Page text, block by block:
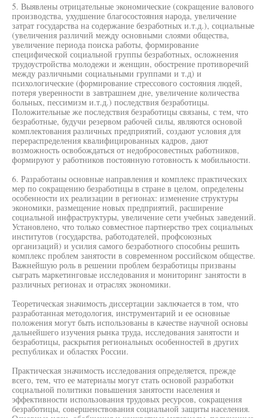
5. Выявлены отрицательные экономические (сокращение валового
производства, ухудшение благосостояния народа, увеличение
затрат государства на содержание безработных и.т.д.), социальные
(увеличения различий между основными слоями общества,
увеличение периода поиска работы, формирование
специфической социальной группы безработных, осложнения
трудоустройства молодежи и женщин, обострение противоречий
между различными социальными группами и т.д) и
психологические (формирование стрессового состояния людей,
потеря уверенности в завтрашнем дне, увеличение количества
больных, пессимизм и.т.д.) последствия безработицы.
Положительные же последствия безработицы связаны, с тем, что
безработные, будучи резервом рабочей силы, являются основой
комплектования различных предприятий, создают условия для
перераспределения квалифицированных кадров, дают
возможность освобождаться от недобросовестных работников,
формируют у работников постоянную готовность к мобильности.
6. Разработаны основные направления и комплекс практических
мер по сокращению безработицы в стране в целом, определены
особенности их реализации в регионах: изменение структуры
экономики, размещение новых предприятий, расширение
социальной инфраструктуры, увеличение сети учебных заведений.
Установлено, что только совместное партнерство трех социальных
институтов (государства, работодателей, профсоюзных
организаций) и усилия самого безработного способны решить
комплекс проблем занятости в современном российском обществе.
Важнейшую роль в решении проблем безработицы призваны
сыграть маркетинговые исследования и мониторинг занятости в
различных регионах и отраслях экономики.
Теоретическая значимость диссертации заключается в том, что
разработанная методология, инструментарий и ее основные
положения могут быть использованы в качестве научной основы
дальнейшего изучения рынка труда, исследования занятости и
безработицы, раскрытия региональных особенностей в других
республиках и областях России.
Практическая значимость исследования определяется, прежде
всего, тем, что ее материалы могут стать основой разработки
социальной политики повышения занятости населения и
эффективности использования трудовых ресурсов, сокращения
безработицы, совершенствования социальной защиты населения.